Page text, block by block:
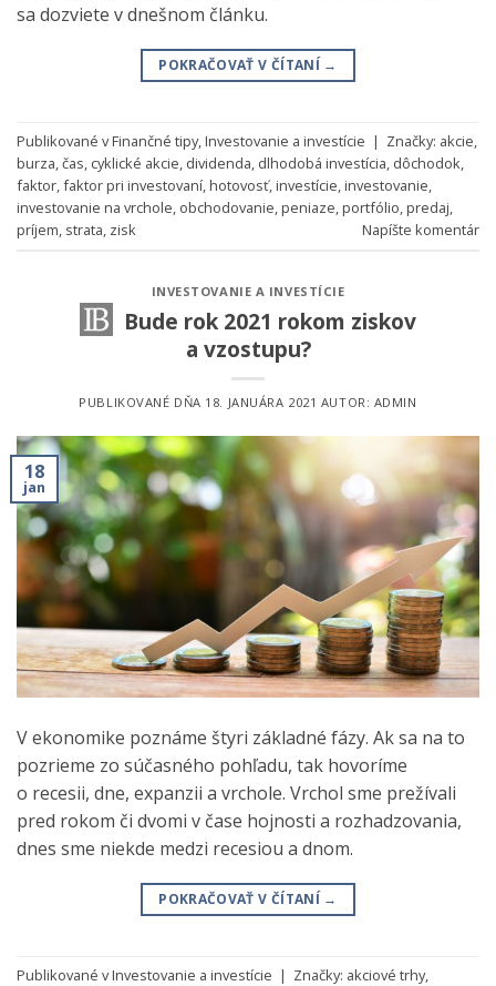
sa dozviete v dnešnom článku.
POKRAČOVAŤ V ČÍTANÍ →
Publikované vFinančné tipy,Investovanie a investície | Značky: akcie,
burza,čas, cyklické akcie, dividenda, dlhodobá investícia, dôchodok,
faktor,faktor pri investovaní,hotovosť,investície,investovanie,
investovanie na vrchole, obchodovanie,peniaze,portfólio,predaj,
príjem, strata, zisk Napíšte komentár
INVESTOVANIE A INVESTÍCIE
Bude rok 2021 rokom ziskov
a vzostupu?
PUBLIKOVANÉ DŇA 18. JANUÁRA 2021 AUTOR: ADMIN
18
jan
V ekonomike poznáme štyri základné fázy. Ak sa na to
pozrieme zo súčasného pohľadu, tak hovoríme
o recesii, dne, expanzii a vrchole. Vrchol sme prežívali
pred rokom či dvomi v čase hojnosti a rozhadzovania,
dnes sme niekde medzi recesiou a dnom.
POKRAČOVAŤ V ČÍTANÍ →
Publikované vInvestovanie a investície | Značky: akciové trhy,